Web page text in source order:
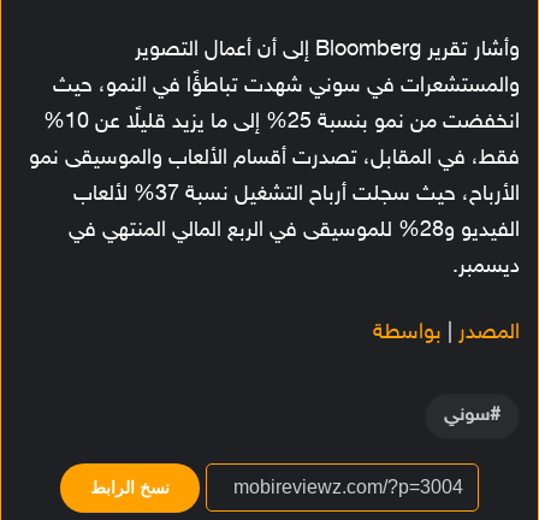
وأشار تقرير Bloomberg إلى أن أعمال التصوير
والمستشعرات في سوني شهدت تباطؤًا في النمو، حيث
انخفضت من نمو بنسبة 25% إلى ما يزيد قليلًا عن 10%
فقط، في المقابل، تصدرت أقسام الألعاب والموسيقى نمو
الأرباح، حيث سجلت أرباح التشغيل نسبة 37% لألعاب
الفيديو و28% للموسيقى في الربع المالي المنتهي في
ديسمبر.
المصدر بواسطة
سوني
نسخ الرابط